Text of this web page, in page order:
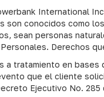
International
conocidos como los
sean personas
Derechos
a tratamiento en
que el cliente
Ejecutivo No.